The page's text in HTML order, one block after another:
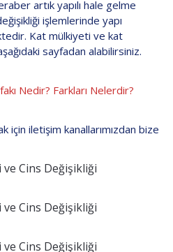
artık yapılı hale gelme
işlemlerinde yapı
Kat mülkiyeti ve kat
sayfadan alabilirsiniz.
Nedir? Farkları Nelerdir?
için iletişim kanallarımızdan bize